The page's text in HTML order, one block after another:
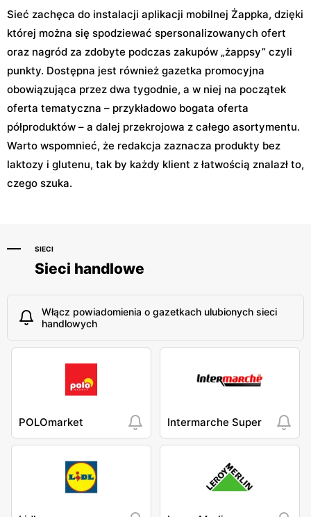
Sieć zachęca do instalacji aplikacji mobilnej Żappka, dzięki
której można się spodziewać spersonalizowanych ofert
oraz nagród za zdobyte podczas zakupów „żappsy” czyli
punkty. Dostępna jest również gazetka promocyjna
obowiązująca przez dwa tygodnie, a w niej na początek
oferta tematyczna – przykładowo bogata oferta
półproduktów – a dalej przekrojowa z całego asortymentu.
Warto wspomnieć, że redakcja zaznacza produkty bez
laktozy i glutenu, tak by każdy klient z łatwością znalazł to,
czego szuka.
SIECI
Sieci handlowe
Włącz powiadomienia o gazetkach ulubionych sieci
handlowych
POLOmarket Intermarche Super